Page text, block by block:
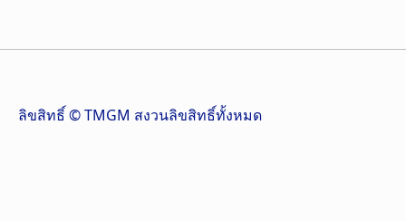
ลิขสิทธิ์ © TMGM สงวนลิขสิทธิ์ทั้งหมด